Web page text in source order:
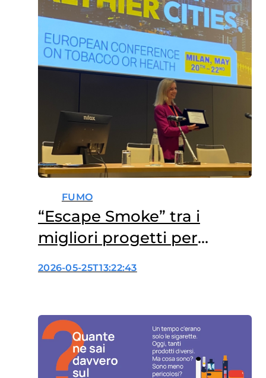
FUMO
“Escape Smoke” tra i
migliori progetti per
ragazzi sulla prevenzione
2026-05-25T13:22:43